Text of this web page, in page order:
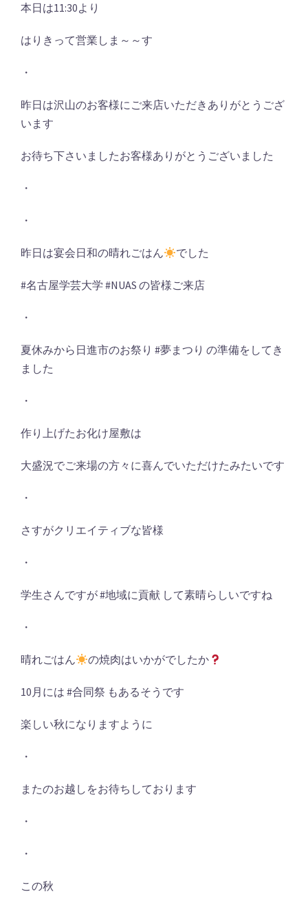
本日は11:30より
はりきって営業しま～～す
・
昨日は沢山のお客様にご来店いただきありがとうござ
います
お待ち下さいましたお客様ありがとうございました
・
・
昨日は宴会日和の晴れごはん でした
#名古屋学芸大学 #NUAS の皆様ご来店
・
夏休みから日進市のお祭り #夢まつり の準備をしてき
ました
・
作り上げたお化け屋敷は
大盛況でご来場の方々に喜んでいただけたみたいです
・
さすがクリエイティブな皆様
・
学生さんですが #地域に貢献 して素晴らしいですね
・
晴れごはん の焼肉はいかがでしたか
10月には #合同祭 もあるそうです
楽しい秋になりますように
・
またのお越しをお待ちしております
・
・
この秋